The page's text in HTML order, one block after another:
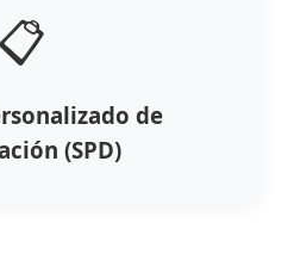
📋
de
(SPD)